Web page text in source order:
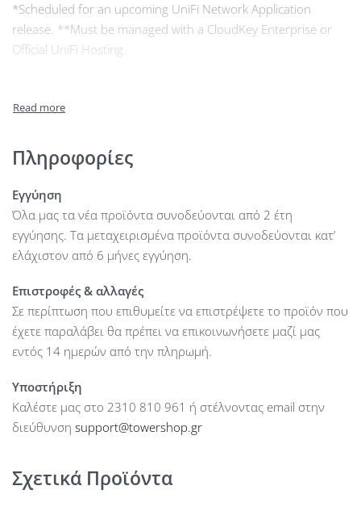
*Scheduled for an upcoming UniFi Network Application
release. **Must be managed with a CloudKey Enterprise or
Official UniFi Hosting.
Default WAN Ports : (1) 25G SFP28, (1) 2.5 GbE RJ45
Form Factor : Rack mount (1U)
Swappable PSUs
SSL/TLS Inspection Concurrent Sessions : 10,000
Concurrent Sessions : 1 Million
New Sessions / Second : 71,000
Stateful Firewall : Yes
Application-Aware Layer 7 Firewall : Yes
SSL Inspection & URL Filtering : Yes
DPI & Traffic Identification : Yes
Apps) : Yes
Content Filtering : Yes
Intrusion Prevention (IPS/IDS) : Yes
IDS/IPS Signatures : 95,000+ with CyberSecure Enterprise
License-Free SD-WAN : Yes
Πληροφορίες
Εγγύηση
Όλα μας τα νέα προϊόντα συνοδεύονται από 2 έτη
εγγύησης. Τα μεταχειρισμένα προϊόντα συνοδεύονται κατ’
ελάχιστον από 6 μήνες εγγύηση.
Επιστροφές & αλλαγές
Σε περίπτωση που επιθυμείτε να επιστρέψετε το προϊόν που
έχετε παραλάβει θα πρέπει να επικοινωνήσετε μαζί μας
εντός 14 ημερών από την πληρωμή.
Υποστήριξη
Καλέστε μας στο 2310 810 961 ή στέλνοντας email στην
διεύθυνση support@towershop.gr
Σχετικά Προϊόντα